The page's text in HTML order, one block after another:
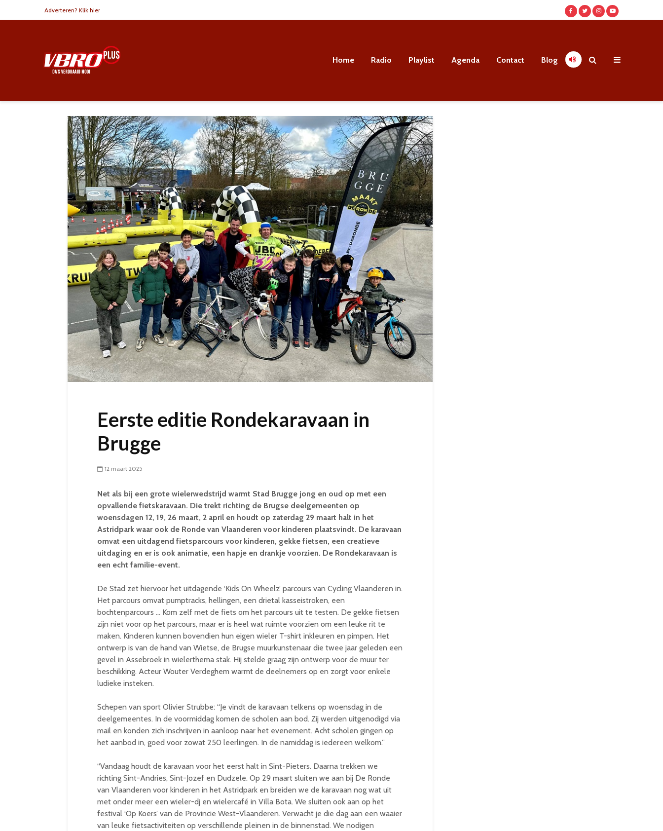
Adverteren? Klik hier
Home Radio Playlist Agenda Contact Blog
Eerste editie Rondekaravaan in
Brugge
12 maart 2025
Net als bij een grote wielerwedstrijd warmt Stad Brugge jong en oud op met een
opvallende fietskaravaan. Die trekt richting de Brugse deelgemeenten op
woensdagen 12, 19, 26 maart, 2 april en houdt op zaterdag 29 maart halt in het
Astridpark waar ook de Ronde van Vlaanderen voor kinderen plaatsvindt. De karavaan
omvat een uitdagend fietsparcours voor kinderen, gekke fietsen, een creatieve
uitdaging en er is ook animatie, een hapje en drankje voorzien. De Rondekaravaan is
een echt familie-event.
De Stad zet hiervoor het uitdagende ‘Kids On Wheelz’ parcours van Cycling Vlaanderen in.
Het parcours omvat pumptracks, hellingen, een drietal kasseistroken, een
bochtenparcours … Kom zelf met de fiets om het parcours uit te testen. De gekke fietsen
zijn niet voor op het parcours, maar er is heel wat ruimte voorzien om een leuke rit te
maken. Kinderen kunnen bovendien hun eigen wieler T-shirt inkleuren en pimpen. Het
ontwerp is van de hand van Wietse, de Brugse muurkunstenaar die twee jaar geleden een
gevel in Assebroek in wielerthema stak. Hij stelde graag zijn ontwerp voor de muur ter
beschikking. Acteur Wouter Verdeghem warmt de deelnemers op en zorgt voor enkele
ludieke insteken.
Schepen van sport Olivier Strubbe: “Je vindt de karavaan telkens op woensdag in de
deelgemeentes. In de voormiddag komen de scholen aan bod. Zij werden uitgenodigd via
mail en konden zich inschrijven in aanloop naar het evenement. Acht scholen gingen op
het aanbod in, goed voor zowat 250 leerlingen. In de namiddag is iedereen welkom.”
“Vandaag houdt de karavaan voor het eerst halt in Sint-Pieters. Daarna trekken we
richting Sint-Andries, Sint-Jozef en Dudzele. Op 29 maart sluiten we aan bij De Ronde
van Vlaanderen voor kinderen in het Astridpark en breiden we de karavaan nog wat uit
met onder meer een wieler-dj en wielercafé in Villa Bota. We sluiten ook aan op het
festival ‘Op Koers’ van de Provincie West-Vlaanderen. Verwacht je die dag aan een waaier
van leuke fietsactiviteiten op verschillende pleinen in de binnenstad. We nodigen